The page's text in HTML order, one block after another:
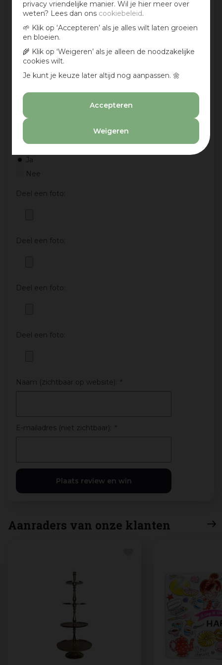
privacy vriendelijke manier. Wil je hier meer over
weten? Lees dan ons cookiebeleid.
🌱 Klik op ‘Accepteren’ als je alles wilt laten groeien
en bloeien.
🌾 Klik op ‘Weigeren’ als je alleen de noodzakelijke
cookies wilt.
Je kunt je keuze later altijd nog aanpassen. 🌼
Accepteren
Weigeren
Jouw mening over dit product:
Aan te bevelen?
Ja
Nee
Deel een foto:
Deel een foto:
Deel een foto:
Deel een foto:
Naam (zichtbaar op website): *
E-mailadres (niet zichtbaar): *
Aanraders van onze klanten